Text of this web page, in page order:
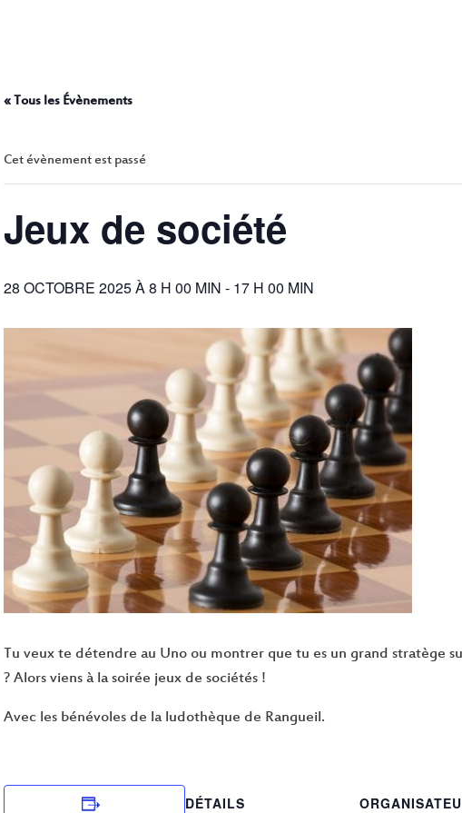
« Tous les Évènements
Cet évènement est passé
Jeux de société
28 OCTOBRE 2025 À 8 H 00 MIN - 17 H 00 MIN
Tu veux te détendre au Uno ou montrer que tu es un grand stratège
? Alors viens à la soirée jeux de sociétés !
Avec les bénévoles de la ludothèque de Rangueil.
DÉTAILS